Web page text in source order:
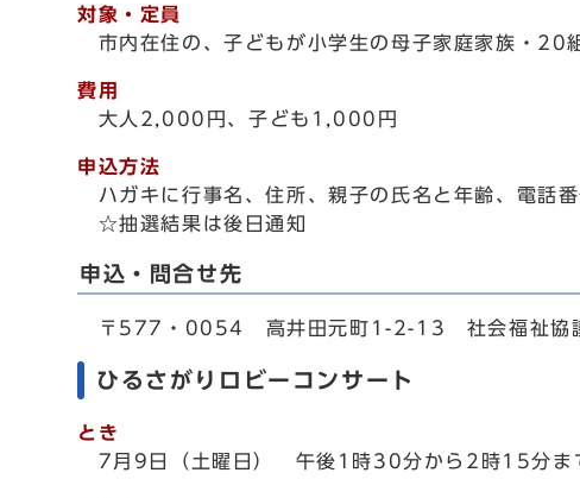
対象・定員
市内在住の、子どもが小学生の母子家庭家族・20
費用
大人2,000円、子ども1,000円
申込方法
ハガキに行事名、住所、親子の氏名と年齢、電話
☆抽選結果は後日通知
申込・問合せ先
〒577・0054 高井田元町1-2-13 社会福祉協
ひるさがりロビーコンサート
とき
7月9日（土曜日） 午後1時30分から2時15分ま